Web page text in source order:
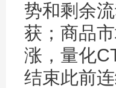
势和剩余
获；商品
涨，量化
结束此前